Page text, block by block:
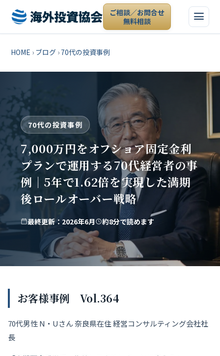
ご相談／お問合せ
無料相談
HOME › ブログ › 70代の投資事例
70代の投資事例
7,000万円をオフショア固定金利
プランで運用する70代経営者の事
例｜5年で1.62倍を実現した満期
後ロールオーバー戦略
最終更新：2026年6月 約8分で読めます
お客様事例 Vol.364
70代男性 N・Uさん 奈良県在住 経営コンサルティング会社社
長